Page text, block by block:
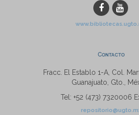
Contacto
Fracc. El Establo 1-A, Col.
Guanajuato, Gto.,
Tel: +52 (473) 7320006